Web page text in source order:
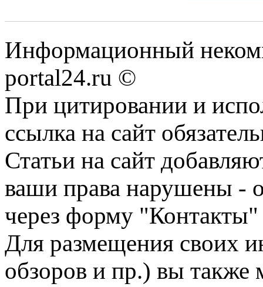
Информационный
portal24.ru ©
При цитировании и
ссылка на сайт
Статьи на сайт
ваши права нарушены -
через форму "Контакты"
Для размещения своих
обзоров и пр.) вы также